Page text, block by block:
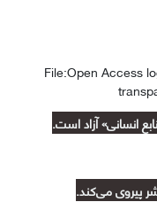
انسانی» آزاد است.
پیروی می‌کند.